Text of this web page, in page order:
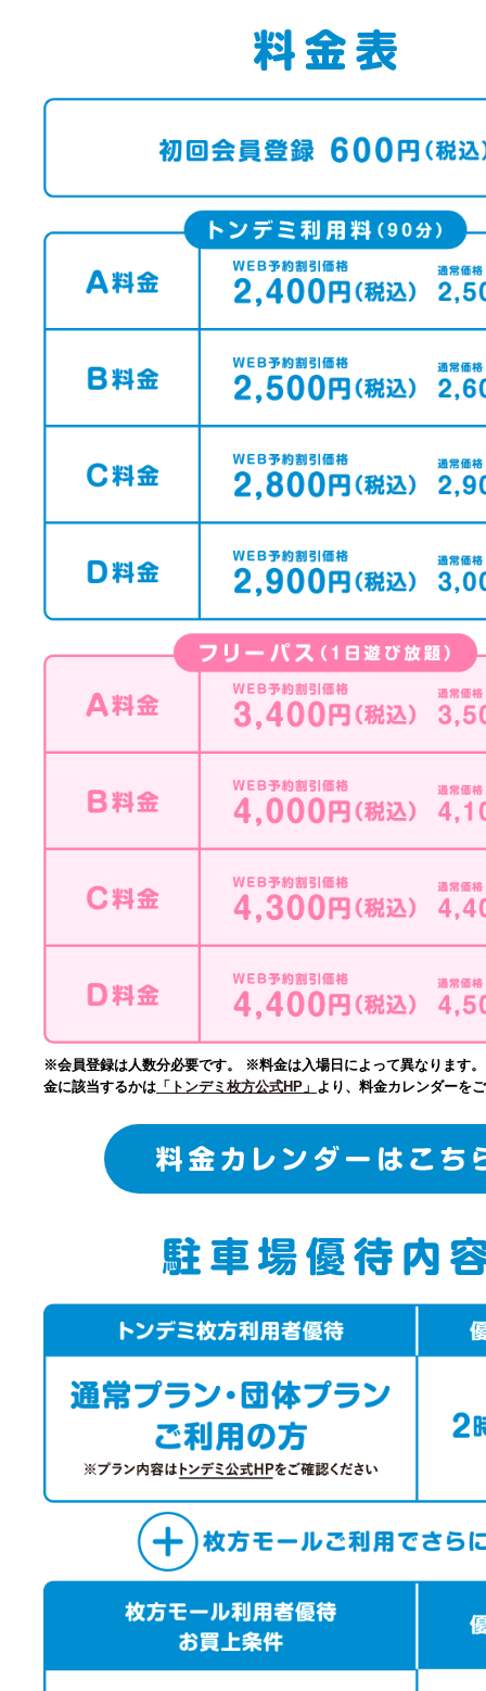
※会員登録は人数分必要です。 ※料金は入場日によって異なります
金に該当するかは 「トンデミ枚方公式HP」 より、料金カレンダーを